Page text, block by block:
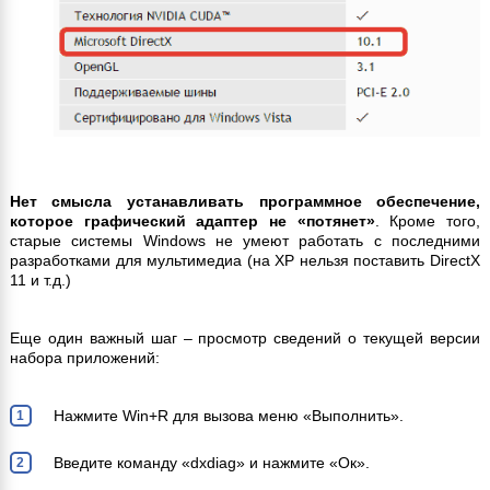
Нет смысла устанавливать программное обеспечение,
которое графический адаптер не «потянет». Кроме того,
старые системы Windows не умеют работать с последними
разработками для мультимедиа (на XP нельзя поставить DirectX
11 и т.д.)
Еще один важный шаг – просмотр сведений о текущей версии
набора приложений:
Нажмите Win+R для вызова меню «Выполнить».
Введите команду «dxdiag» и нажмите «Ок».